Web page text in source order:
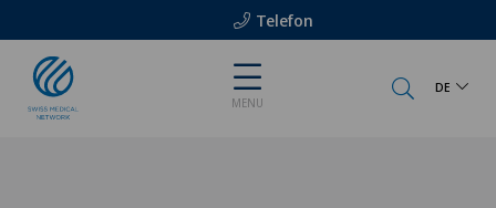
Telefon
MENU
DE